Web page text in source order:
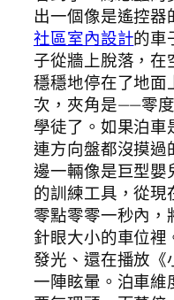
出一個像是遙控
社區室內設計的車
子從牆上脫落，在
穩穩地停在了地面
次，夾角是——零
學徒了。如果泊
連方向盤都沒摸過
邊一輛像是巨型嬰
的訓練工具，從
零點零零一秒內
針眼大小的車位裡
發光、還在播放《
一陣眩暈。泊車維